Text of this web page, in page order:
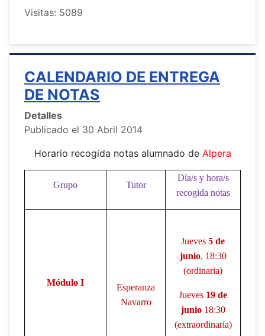
Visitas: 5089
CALENDARIO DE ENTREGA
DE NOTAS
Detalles
Publicado el 30 Abril 2014
Horario recogida notas alumnado de Alpera
Grupo Tutor
Día/s y hora/s
recogida notas
Módulo I
Esperanza
Navarro
Jueves 5 de
junio, 18:30
(ordinaria)
Jueves 19 de
junio18:30
(extraordinaria)